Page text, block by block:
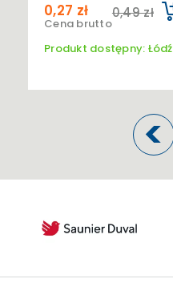
0,27 zł
Cena brutto
0,49 zł
Produkt dostępny: Łódź